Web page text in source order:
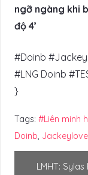
ngỡ ngàng khi
độ 4’
#Doinb
#LNG Doinb
}
Tags: #Liên minh
Doinb, Jackeylove
LMHT: Sylas